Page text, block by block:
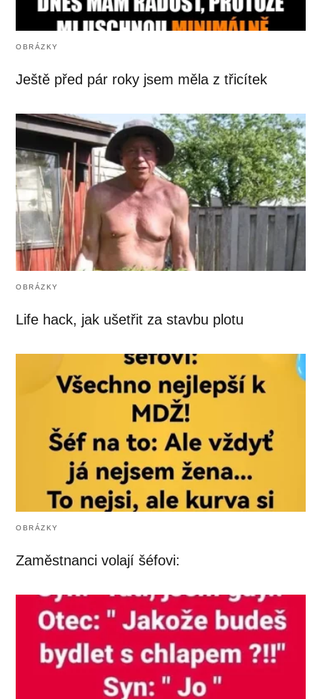
OBRÁZKY
Ještě před pár roky jsem měla z třicítek
OBRÁZKY
Life hack, jak ušetřit za stavbu plotu
OBRÁZKY
Zaměstnanci volají šéfovi: